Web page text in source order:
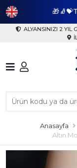
ALYANSINIZI 2 YIL
Anasayfa
Altın